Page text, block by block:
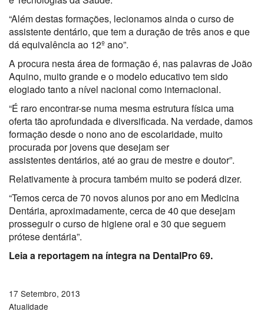
“Além destas formações, lecionamos ainda o curso de
assistente dentário, que tem a duração de três anos e que
dá equivalência ao 12º ano”.
A procura nesta área de formação é, nas palavras de João
Aquino, muito grande e o modelo educativo tem sido
elogiado tanto a nível nacional como internacional.
“É raro encontrar-se numa mesma estrutura física uma
oferta tão aprofundada e diversificada. Na verdade, damos
formação desde o nono ano de escolaridade, muito
procurada por jovens que desejam ser
assistentes dentários, até ao grau de mestre e doutor”.
Relativamente à procura também muito se poderá dizer.
“Temos cerca de 70 novos alunos por ano em Medicina
Dentária, aproximadamente, cerca de 40 que desejam
prosseguir o curso de higiene oral e 30 que seguem
prótese dentária”.
Leia a reportagem na íntegra na DentalPro 69.
17 Setembro, 2013
Atualidade